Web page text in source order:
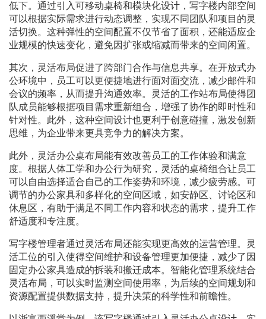
低下。通过引入可移动桌椅和模块化设计，写字楼内部空间
可以根据实际需求进行动态调整，实现不同团队和项目的灵
活切换。这种弹性的空间配置不仅节省了面积，还能适应企
业规模的快速变化，避免因扩张或缩减而带来的空间闲置。
其次，灵活布局促进了跨部门合作与信息共享。在开放式办
公环境中，员工可以更便捷地进行面对面交流，减少邮件和
会议的频率，从而提升沟通效率。灵活的工作站布局使得团
队成员能够根据项目需求重新组合，增强了协作的即时性和
针对性。此外，这种空间设计也更利于创意碰撞，激发创新
思维，为企业带来更具竞争力的解决方案。
此外，灵活办公桌布局能有效改善员工的工作体验和满意
度。根据人体工学和办公行为研究，灵活的桌椅组合让员工
可以自由选择适合自己的工作姿势和环境，减少疲劳感。可
调节的办公家具和多样化的空间区域，如安静区、讨论区和
休息区，有助于满足不同工作内容和状态的需求，提升工作
舒适度和专注度。
写字楼管理者通过灵活布局还能实现更高效的运营管理。灵
活工位的引入使得空间维护和设备管理更加便捷，减少了因
固定办公家具造成的拆装和搬迁成本。智能化管理系统结合
灵活布局，可以实时监测空间使用率，为后续的空间规划和
资源配置提供数据支持，提升决策的科学性和前瞻性。